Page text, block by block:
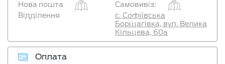
Нова пошта
Самовивіз:
Відділення
с. Софіївська
Борщагівка, вул. Велика
Кільцева, 60а
Оплата